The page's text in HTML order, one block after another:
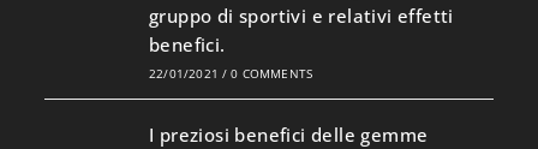
gruppo di sportivi e relativi effetti
benefici.
22/01/2021 / 0 COMMENTS
I preziosi benefici delle gemme